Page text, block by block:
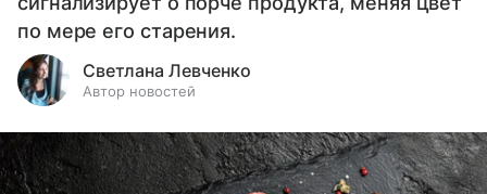
по мере его старения.
Светлана Левченко
Автор новостей